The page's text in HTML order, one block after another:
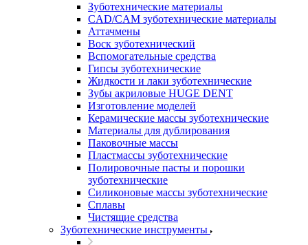
Зуботехнические материалы
CAD/CAM зуботехнические материалы
Аттачмены
Воск зуботехнический
Вспомогательные средства
Гипсы зуботехнические
Жидкости и лаки зуботехнические
Зубы акриловые HUGE DENT
Изготовление моделей
Керамические массы зуботехнические
Материалы для дублирования
Паковочные массы
Пластмассы зуботехнические
Полировочные пасты и порошки
зуботехнические
Силиконовые массы зуботехнические
Сплавы
Чистящие средства
Зуботехнические инструменты